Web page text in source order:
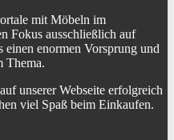
mit Möbeln im
Fokus ausschließlich auf
enormen Vorsprung und
Thema.
unserer Webseite erfolgreich
viel Spaß beim Einkaufen.